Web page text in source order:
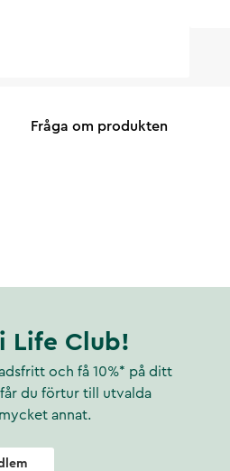
Fråga om produkten
Life Club!
och få 10%* på ditt
du förtur till utvalda
annat.